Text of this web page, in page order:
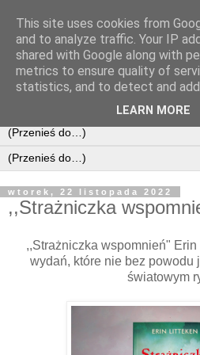
wtorek, 22 listopada 2022
,,Strażniczka
,,Strażniczka wspomnień"
wydań, które nie bez powodu
światowym
This site uses cookies from
and to analyze traffic. Your IP
shared with Google along with
metrics to ensure quality of
statistics, and to detect and
LEARN MORE